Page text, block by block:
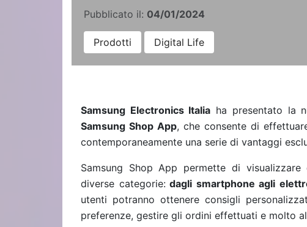
Pubblicato il: 04/01/2024
Prodotti Digital Life
Samsung Electronics Italia ha presentato la
Samsung Shop App, che consente di
contemporaneamente una serie di vantaggi
Samsung Shop App permette di
diverse categorie:dagli smartphone agli
utenti potranno ottenere consigli
preferenze, gestire gli ordini effettuati e molto